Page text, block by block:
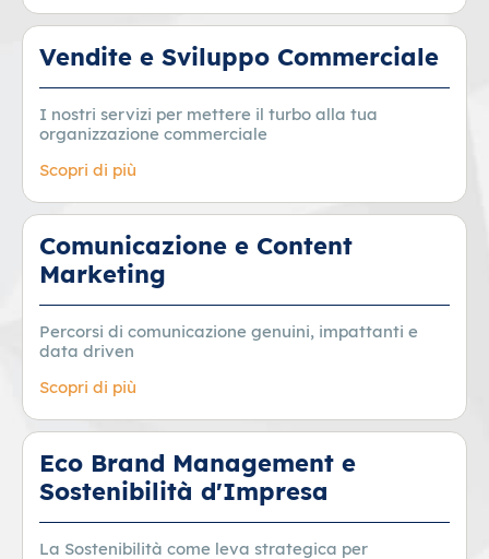
Vendite e Sviluppo Commerciale
I nostri servizi per mettere il turbo alla tua
organizzazione commerciale
Scopri di più
Comunicazione e Content
Marketing
Percorsi di comunicazione genuini, impattanti e
data driven
Scopri di più
Eco Brand Management e
Sostenibilità d'Impresa
La Sostenibilità come leva strategica per